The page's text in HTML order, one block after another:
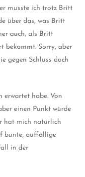
musste ich trotz Britt
über das, was Britt
auch, als Britt
bekommt. Sorry, aber
gegen Schluss doch
erwartet habe. Von
einen Punkt würde
hat mich natürlich
bunte, auffällige
in der